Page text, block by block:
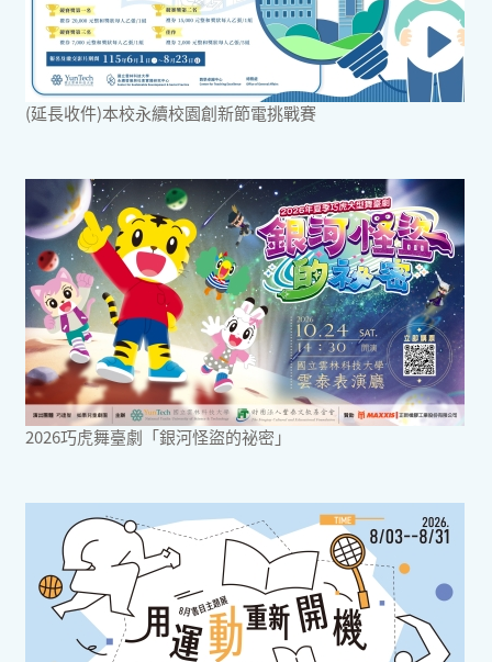
(延長收件)本校永續校園創新節電挑戰賽
2026巧虎舞臺劇「銀河怪盜的祕密」